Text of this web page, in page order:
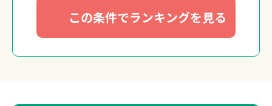
この条件でランキングを見る